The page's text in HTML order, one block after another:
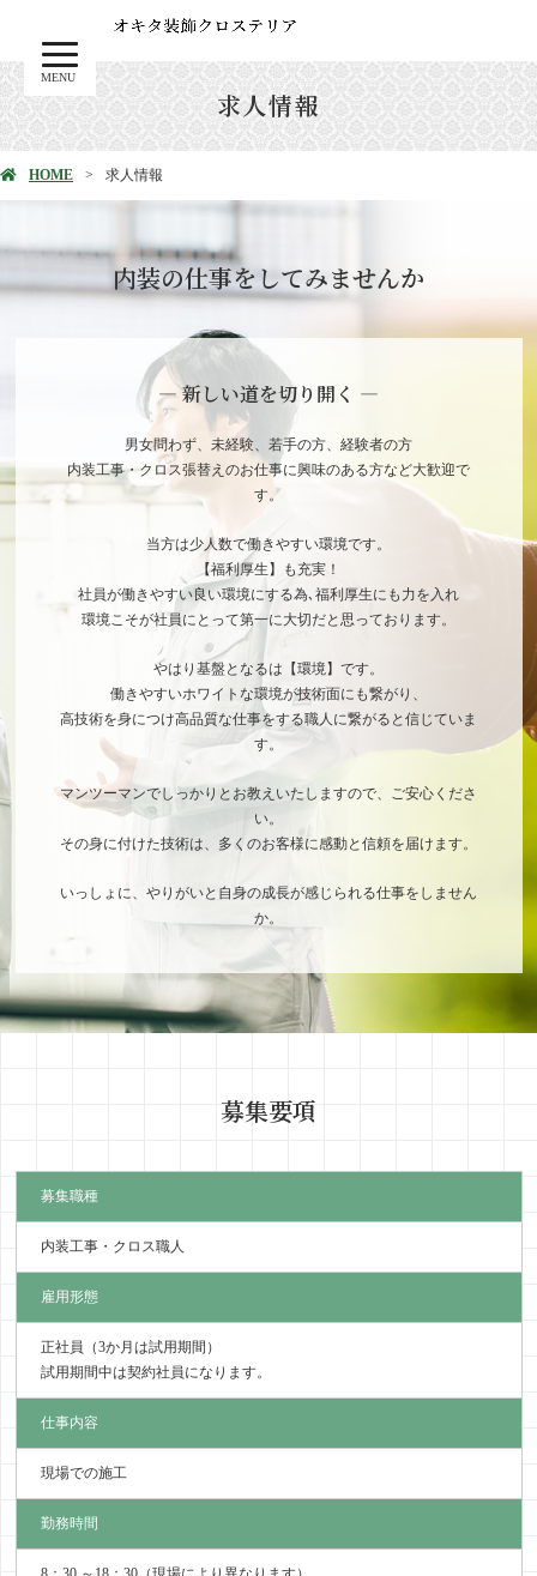
MENU
求人情報
HOME 求人情報
内装の仕事をしてみませんか
― 新しい道を切り開く ―
男女問わず、未経験、若手の方、経験者の方
内装工事・クロス張替えのお仕事に興味のある方など大歓迎で
す。
当方は少人数で働きやすい環境です。
【福利厚生】も充実！
社員が働きやすい良い環境にする為､福利厚生にも力を入れ
環境こそが社員にとって第一に大切だと思っております。
やはり基盤となるは【環境】です。
働きやすいホワイトな環境が技術面にも繋がり、
高技術を身につけ高品質な仕事をする職人に繋がると信じていま
す。
マンツーマンでしっかりとお教えいたしますので、ご安心くださ
い。
その身に付けた技術は、多くのお客様に感動と信頼を届けます。
いっしょに、やりがいと自身の成長が感じられる仕事をしません
か。
募集要項
募集職種
内装工事・クロス職人
雇用形態
正社員（3か月は試用期間）
試用期間中は契約社員になります。
仕事内容
現場での施工
勤務時間